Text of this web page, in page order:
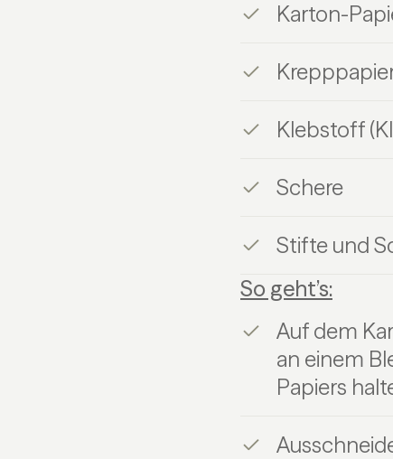
Karton-
Klebstoff
Schere
Stifte und
So geht’s:
Auf dem
an einem
Papiers